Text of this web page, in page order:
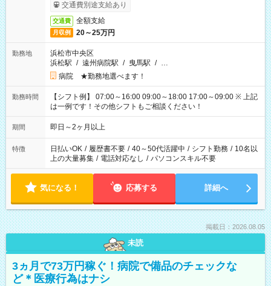
交通費別途支給あり
交通費 全額支給
月収例 20～25万円
勤務地
浜松市中央区
浜松駅 / 遠州病院駅 / 曳馬駅 / …
病院 ★勤務地選べます！
勤務時間
【シフト例】 07:00～16:00 09:00～18:00 17:00～09:00 ※ 上記
は一例です！その他シフトもご相談ください！
期間 即日～2ヶ月以上
特徴 日払いOK / 履歴書不要 / 40～50代活躍中 / シフト勤務 / 10名以
上の大量募集 / 電話対応なし / パソコンスキル不要
気になる！ 応募する 詳細へ
掲載日：2026.08.05
未読
3ヵ月で73万円稼ぐ！病院で備品のチェックな
ど＊医療行為はナシ